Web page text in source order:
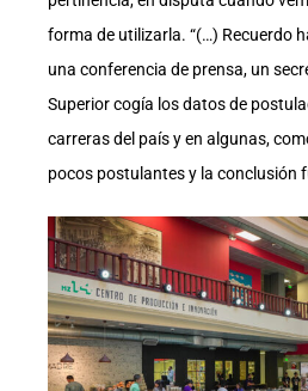
forma de utilizarla. “(…) Recuerdo
una conferencia de prensa, un
Superior cogía los datos de
carreras del país y en algunas,
pocos postulantes y la conclusión